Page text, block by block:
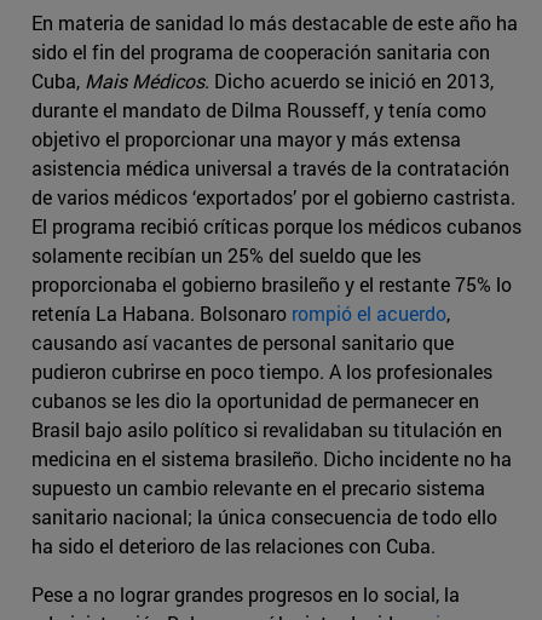
En materia de sanidad lo más destacable de este año ha
sido el fin del programa de cooperación sanitaria con
Cuba, Mais Médicos. Dicho acuerdo se inició en 2013,
durante el mandato de Dilma Rousseff, y tenía como
objetivo el proporcionar una mayor y más extensa
asistencia médica universal a través de la contratación
de varios médicos ‘exportados’ por el gobierno castrista.
El programa recibió críticas porque los médicos cubanos
solamente recibían un 25% del sueldo que les
proporcionaba el gobierno brasileño y el restante 75% lo
retenía La Habana. Bolsonaro rompió el acuerdo,
causando así vacantes de personal sanitario que
pudieron cubrirse en poco tiempo. A los profesionales
cubanos se les dio la oportunidad de permanecer en
Brasil bajo asilo político si revalidaban su titulación en
medicina en el sistema brasileño. Dicho incidente no ha
supuesto un cambio relevante en el precario sistema
sanitario nacional; la única consecuencia de todo ello
ha sido el deterioro de las relaciones con Cuba.
Pese a no lograr grandes progresos en lo social, la